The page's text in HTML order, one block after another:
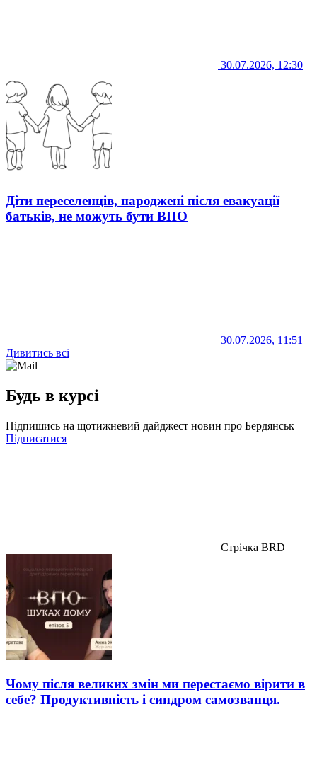
30.07.2026, 12:30
Діти переселенців, народжені після евакуації
батьків, не можуть бути ВПО
30.07.2026, 11:51
Дивитись всі
Будь в курсі
Підпишись на щотижневий дайджест новин про Бердянськ
Підписатися
Стрічка BRD
Чому після великих змін ми перестаємо вірити в
себе? Продуктивність і синдром самозванця.